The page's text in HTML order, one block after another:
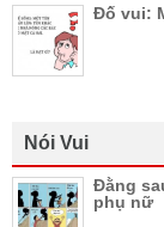
Đố vui:
Nói Vui
Đằng
phụ nữ